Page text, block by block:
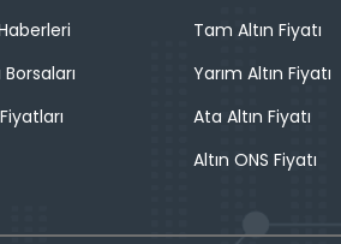
Tam Altın Fiyatı
Yarım Altın Fiyatı
Ata Altın Fiyatı
Altın ONS Fiyatı